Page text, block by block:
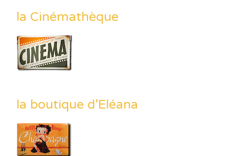
la Cinémathèque
la boutique d’Eléana